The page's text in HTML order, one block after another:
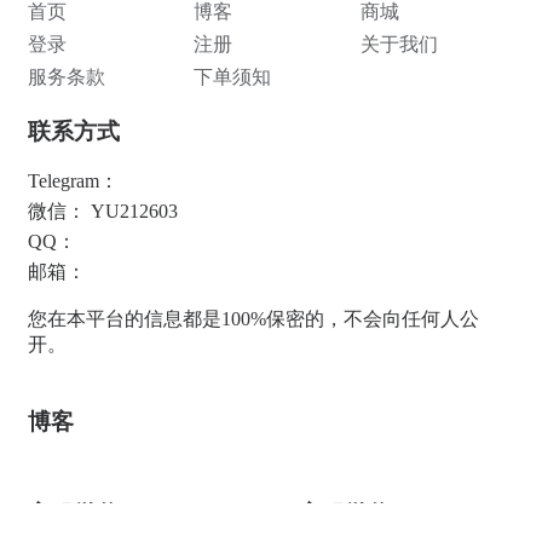
首页 博客
商城
登录
注册
关于我们
服务条款
下单须知
联系方式
Telegram：
微信： YU212603
QQ：
邮箱：
您在本平台的信息都是100%保密的，不会向任何人公
开。
博客